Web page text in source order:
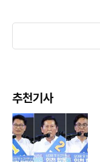
추천기사